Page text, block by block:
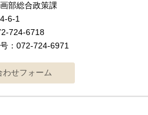
部総合政策課
724-6718
：072-724-6971